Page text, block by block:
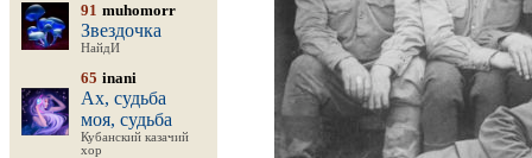
91 muhomorr
Звездочка
НайдИ
65 inani
Ах, судьба
моя, судьба
Кубанский казачий
хор